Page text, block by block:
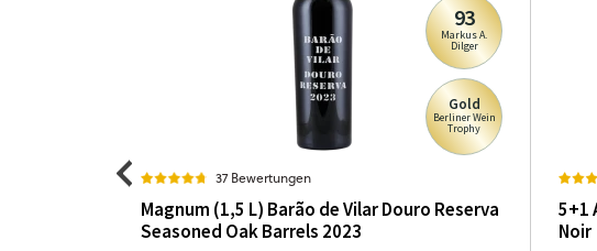
93
Markus A.
Dilger
Gold
Berliner Wein
Trophy
37 Bewertungen
Magnum (1,5 L) Barão de Vilar Douro Reserva
Seasoned Oak Barrels 2023
5+1
Noir